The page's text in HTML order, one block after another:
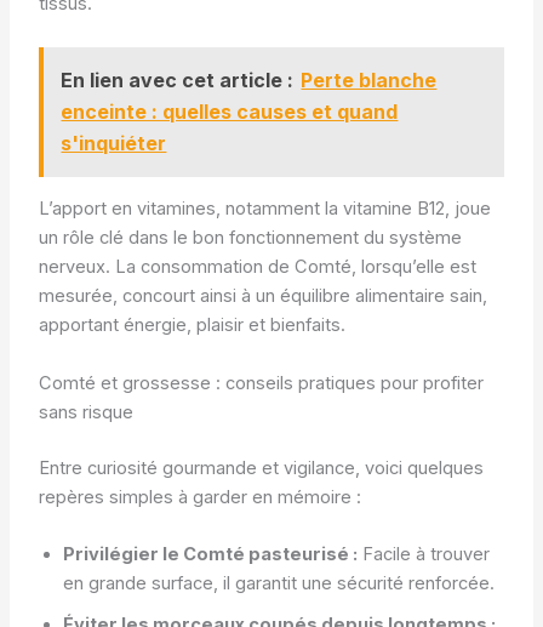
En lien avec cet article : Perte blanche
enceinte : quelles causes et quand
s'inquiéter
L’apport en vitamines, notamment la vitamine B12, joue
un rôle clé dans le bon fonctionnement du système
nerveux. La consommation de Comté, lorsqu’elle est
mesurée, concourt ainsi à un équilibre alimentaire sain,
apportant énergie, plaisir et bienfaits.
Comté et grossesse : conseils pratiques pour profiter
sans risque
Entre curiosité gourmande et vigilance, voici quelques
repères simples à garder en mémoire :
Privilégier le Comté pasteurisé : Facile à trouver
en grande surface, il garantit une sécurité renforcée.